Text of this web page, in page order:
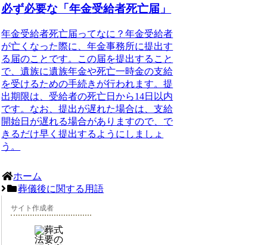
必ず必要な「年金受給者死亡届」
年金受給者死亡届ってなに？年金受給者
が亡くなった際に、年金事務所に提出す
る届のことです。この届を提出すること
で、遺族に遺族年金や死亡一時金の支給
を受けるための手続きが行われます。提
出期限は、受給者の死亡日から14日以内
です。なお、提出が遅れた場合は、支給
開始日が遅れる場合がありますので、 で
きるだけ早く提出するようにしましょ
う。
ホーム
葬儀後に関する用語
サイト作成者